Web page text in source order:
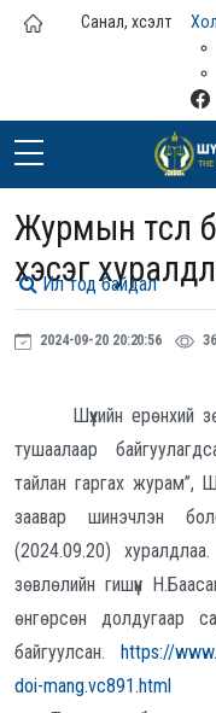
Үндсэн агуулга руу
Санал, хүсэлт
Журмын төсөл
хэсэг
2024-09-20 20:20:56
Шүүхийн ерөнхий
тушаалаар
тайлан гаргах журам”,
заавар шинэчлэн
(2024.09.20)
зөвлөлийн гишүүн
өнгөрсөн долдугаар
байгуулсан. https://
doi-mang.vc891.html
Ил тод байдал